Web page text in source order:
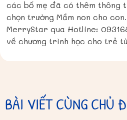
các bố mẹ đã có thêm thông
chọn trường Mầm non cho
MerryStar qua Hotline:
về chương trình học cho trẻ
BÀI VIẾT CÙNG CHỦ